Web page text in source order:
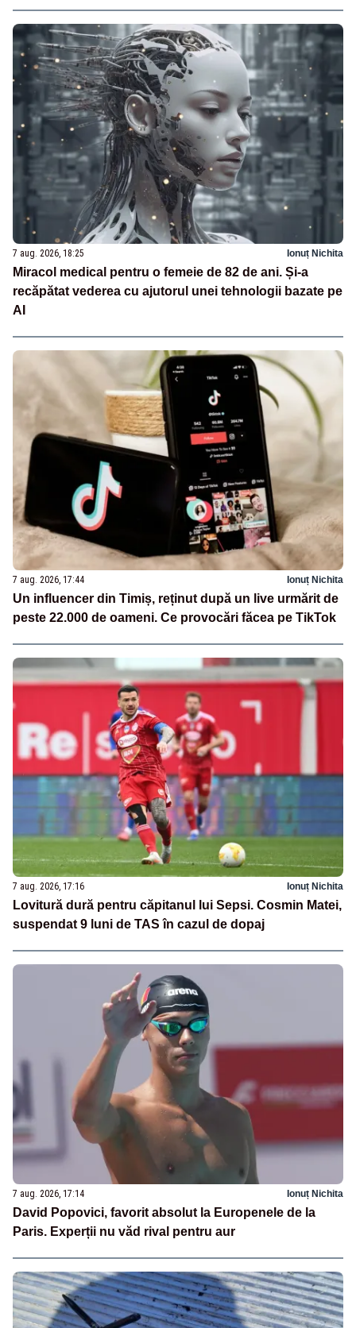
7 aug. 2026, 18:25 Ionuț Nichita
Miracol medical pentru o femeie de 82 de ani. Și-a
recăpătat vederea cu ajutorul unei tehnologii bazate pe
AI
7 aug. 2026, 17:44 Ionuț Nichita
Un influencer din Timiș, reținut după un live urmărit de
peste 22.000 de oameni. Ce provocări făcea pe TikTok
7 aug. 2026, 17:16 Ionuț Nichita
Lovitură dură pentru căpitanul lui Sepsi. Cosmin Matei,
suspendat 9 luni de TAS în cazul de dopaj
7 aug. 2026, 17:14 Ionuț Nichita
David Popovici, favorit absolut la Europenele de la
Paris. Experții nu văd rival pentru aur